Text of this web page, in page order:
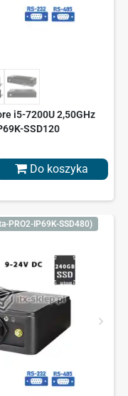
i5-7200U 2,50GHz
SSD120
Do koszyka
PRO2-IP69K-SSD480)